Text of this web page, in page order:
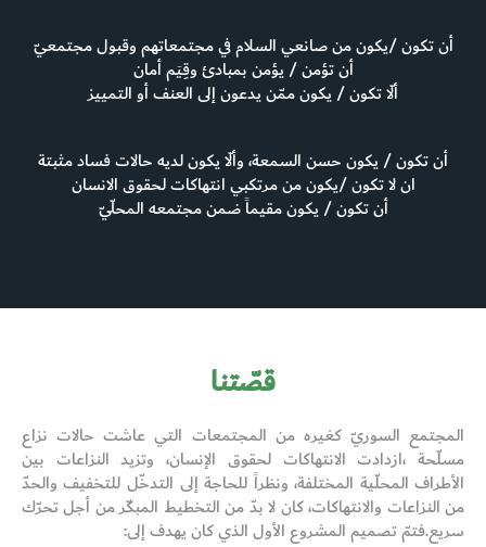
أن تكون /يكون من صانعي السلام في مجتمعاتهم وقبول مجتمعيّ
أن تؤمن / يؤمن بمبادئ وقِيَم أمان
ألّا تكون / يكون ممّن يدعون إلى العنف أو التمييز
أن تكون / يكون حسن السمعة، وألّا يكون لديه حالات فساد مثبتة
ان لا تكون /يكون من مرتكبي انتهاكات لحقوق الانسان
أن تكون / يكون مقيماً ضمن مجتمعه المحلّيّ
قصّتنا
المجتمع السوريّ كغيره من المجتمعات التي عاشت حالات نزاع
مسلّحة ،ازدادت الانتهاكات لحقوق الإنسان، وتزيد النزاعات بين
الأطراف المحلّية المختلفة، ونظراً للحاجة إلى التدخّل للتخفيف والحدّ
من النزاعات والانتهاكات، كان لا بدّ من التخطيط المبكّر من أجل تحرّك
سريع. فتمّ تصميم المشروع الأول الذي كان يهدف إلى: